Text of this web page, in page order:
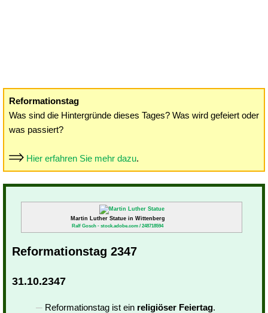
Reformationstag
Was sind die Hintergründe dieses Tages? Was wird gefeiert oder
was passiert?
Hier erfahren Sie mehr dazu.
Martin Luther Statue in Wittenberg
Ralf Gosch - stock.adobe.com / 248718594
Reformationstag 2347
31.10.2347
Reformationstag ist ein religiöser Feiertag.